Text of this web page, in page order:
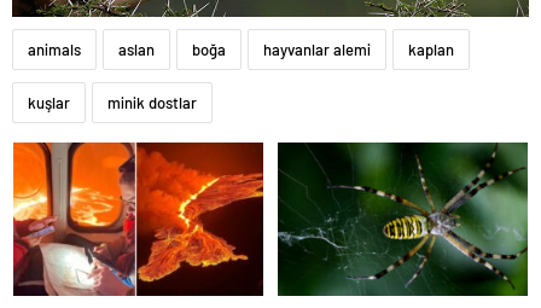
animals aslan boğa hayvanlar alemi kaplan
kuşlar minik dostlar